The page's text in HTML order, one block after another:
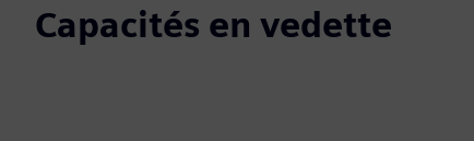
Capacités en vedette